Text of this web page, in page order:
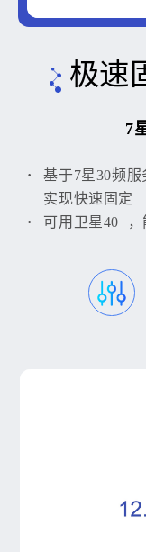
极速
7
基于7星30频
实现快速固定
可用卫星40+